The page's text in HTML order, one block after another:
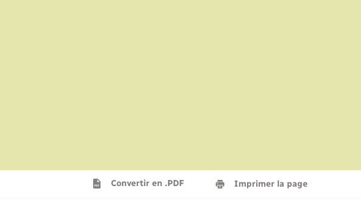
Convertir en .PDF Imprimer la page